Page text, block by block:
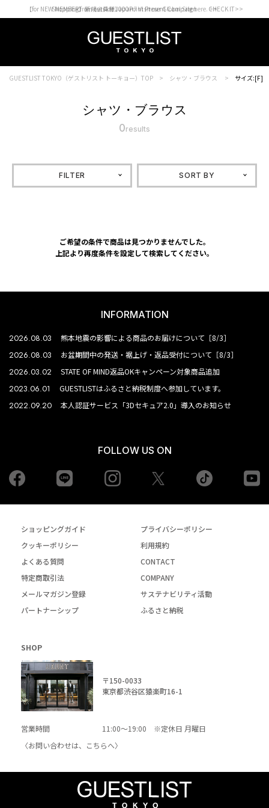
Shopping from outside Japan? Visit our Global Site here. >>
【for NEW MEMBER】新規会員様1000Point Present Campaign CHECK IT>>
GUESTLIST TOKYO（ゲストリスト トーキョー）TOP シャツ・ブラウス サイズ:[F]
シャツ・ブラウス
0results
FILTER SORT BY
ご希望の条件で商品は見つかりませんでした。
上記より再度条件を設定して検索してください。
INFORMATION
2026.08.03 熊本地震の影響による商品のお届けについて［8/3］
2026.08.03 お盆期間中の発送・裾上げ・返品受付について［8/3］
2026.03.02 STATE OF MIND返品OKキャンペーン対象商品追加
2023.06.01 GUESTLISTはふるさと納税制度へ参加しています。
2022.09.20 本人認証サービス「3Dセキュア2.0」導入のお知らせ
FOLLOW US ON
Facebook Instagram tiktok
ショッピングガイド
プライバシーポリシー
クッキーポリシー
利用規約
よくある質問
CONTACT
特定商取引法
COMPANY
メールマガジン登録
サステナビリティ活動
パートナーシップ
ふるさと納税
SHOP
〒150-0033
東京都渋谷区猿楽町16-1
営業時間
11:00～19:00 ※定休日 月曜日
〈お問い合わせは、
こちらへ〉